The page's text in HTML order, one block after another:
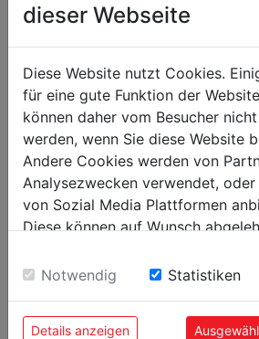
packaging
packaging width in mm
packaging length in mm
general data
EAN code
POPULAR PRODUCTS
dieser Webseite
Diese Website nutzt Cookies.
für eine gute Funktion der
können daher vom Besucher
werden, wenn Sie diese Website
Andere Cookies werden von
Analysezwecken verwendet,
von Sozial Media Plattformen
Diese können auf Wunsch
Einwilligung zu unseren Cookies.
Notwendig Statistiken
Details anzeigen